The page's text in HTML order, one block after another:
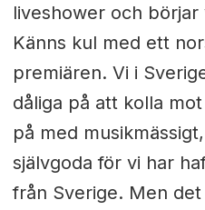
liveshower och börjar
Känns kul med ett
premiären. Vi i
dåliga på att kolla
på med
självgoda för vi har
från Sverige. Men